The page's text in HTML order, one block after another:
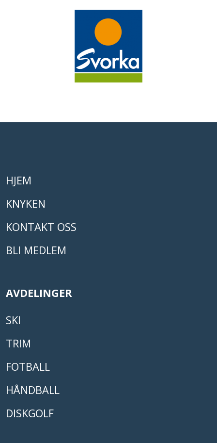
HJEM
KNYKEN
KONTAKT OSS
BLI MEDLEM
AVDELINGER
SKI
TRIM
FOTBALL
HÅNDBALL
DISKGOLF